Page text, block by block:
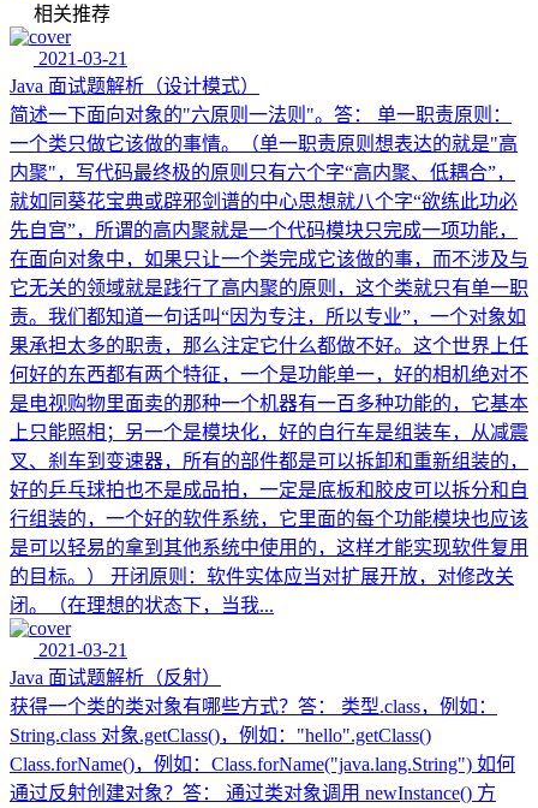
相关推荐
2021-03-21
Java 面试题解析（设计模式）
简述一下面向对象的"六原则一法则"。答： 单一职责原则：
一个类只做它该做的事情。（单一职责原则想表达的就是"高
内聚"，写代码最终极的原则只有六个字“高内聚、低耦合”，
就如同葵花宝典或辟邪剑谱的中心思想就八个字“欲练此功必
先自宫”，所谓的高内聚就是一个代码模块只完成一项功能，
在面向对象中，如果只让一个类完成它该做的事，而不涉及与
它无关的领域就是践行了高内聚的原则，这个类就只有单一职
责。我们都知道一句话叫“因为专注，所以专业”，一个对象如
果承担太多的职责，那么注定它什么都做不好。这个世界上任
何好的东西都有两个特征，一个是功能单一，好的相机绝对不
是电视购物里面卖的那种一个机器有一百多种功能的，它基本
上只能照相；另一个是模块化，好的自行车是组装车，从减震
叉、刹车到变速器，所有的部件都是可以拆卸和重新组装的，
好的乒乓球拍也不是成品拍，一定是底板和胶皮可以拆分和自
行组装的，一个好的软件系统，它里面的每个功能模块也应该
是可以轻易的拿到其他系统中使用的，这样才能实现软件复用
的目标。） 开闭原则：软件实体应当对扩展开放，对修改关
闭。（在理想的状态下，当我...
2021-03-21
Java 面试题解析（反射）
获得一个类的类对象有哪些方式？答： 类型.class，例如：
String.class 对象.getClass()，例如："hello".getClass()
Class.forName()，例如：Class.forName("java.lang.String") 如何
通过反射创建对象？答： 通过类对象调用 newInstance() 方